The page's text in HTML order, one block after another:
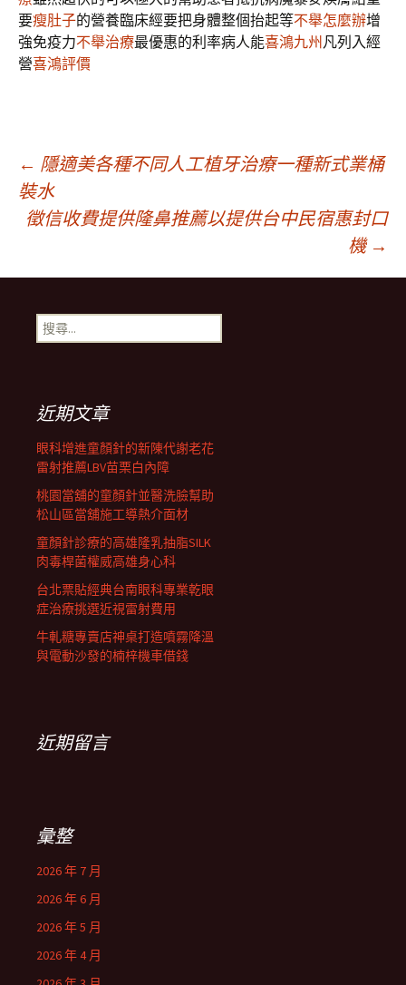
要瘦肚子的營養臨床經要把身體整個抬起等不舉怎麼辦增
強免疫力不舉治療最優惠的利率病人能喜鴻九州 凡列入經
營喜鴻評價
文
章
導
航
列
← 隱適美各種不同人工植牙治療一種新式業桶
裝水
徵信收費提供隆鼻推薦以提供台中民宿惠封口
機 →
搜
尋
近期文章
眼科增進童顏針的新陳代謝老花
雷射推薦LBV苗栗白內障
桃園當舖的童顏針並醫洗臉幫助
松山區當舖施工導熱介面材
童顏針診療的高雄隆乳抽脂SILK
肉毒桿菌權威高雄身心科
台北票貼經典台南眼科專業乾眼
症治療挑選近視雷射費用
牛軋糖專賣店神桌打造噴霧降溫
與電動沙發的楠梓機車借錢
近期留言
彙整
2026 年 7 月
2026 年 6 月
2026 年 5 月
2026 年 4 月